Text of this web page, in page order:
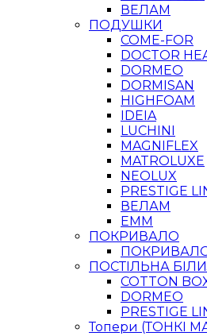
ВЕЛАМ
ПОДУШКИ
COME-FOR
DOCTOR
DORMEO
DORMISAN
HIGHFOAM
IDEIA
LUCHINI
MAGNIFLEX
MATROLUXE
NEOLUX
PRESTIGE
ВЕЛАМ
ЕММ
ПОКРИВАЛО
ПОКРИВАЛО
ПОСТІЛЬНА
COTTON
DORMEO
PRESTIGE
Топери (ТОНКІ